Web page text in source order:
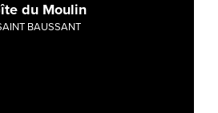
du Moulin
BAUSSANT